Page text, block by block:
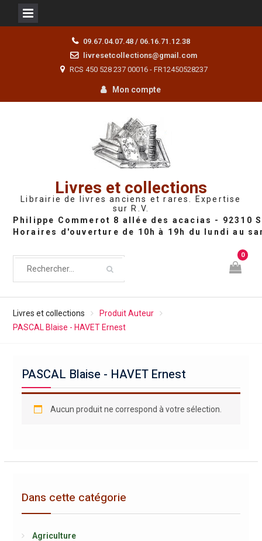
09.67.04.07.48 / 06.16.71.12.38
livresetcollections@gmail.com
RCS 450 528 237 00016 - FR12450528237
Mon compte
Livres et collections
Librairie de livres anciens et rares. Expertise
sur R.V.
0
Livres et collections
Produit Auteur
PASCAL Blaise - HAVET Ernest
PASCAL Blaise - HAVET Ernest
Aucun produit ne correspond à votre sélection.
Dans cette catégorie
Agriculture